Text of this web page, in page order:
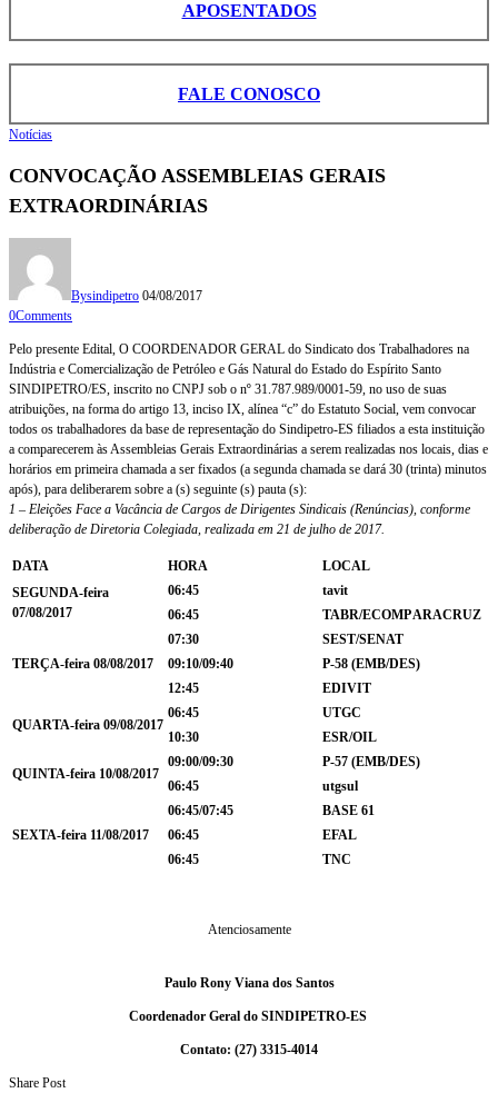
APOSENTADOS
FALE CONOSCO
Notícias
CONVOCAÇÃO ASSEMBLEIAS GERAIS
EXTRAORDINÁRIAS
Bysindipetro 04/08/2017
0Comments
Pelo presente Edital, O COORDENADOR GERAL do Sindicato dos Trabalhadores na
Indústria e Comercialização de Petróleo e Gás Natural do Estado do Espírito Santo
SINDIPETRO/ES, inscrito no CNPJ sob o nº 31.787.989/0001-59, no uso de suas
atribuições, na forma do artigo 13, inciso IX, alínea “c” do Estatuto Social, vem convocar
todos os trabalhadores da base de representação do Sindipetro-ES filiados a esta instituição
a comparecerem às Assembleias Gerais Extraordinárias a serem realizadas nos locais, dias e
horários em primeira chamada a ser fixados (a segunda chamada se dará 30 (trinta) minutos
após), para deliberarem sobre a (s) seguinte (s) pauta (s):
1 – Eleições Face a Vacância de Cargos de Dirigentes Sindicais (Renúncias), conforme
deliberação de Diretoria Colegiada, realizada em 21 de julho de 2017.
DATA HORA
LOCAL
SEGUNDA-feira
07/08/2017
06:45
tavit
06:45
TABR/ECOMP ARACRUZ
TERÇA-feira 08/08/2017
07:30
SEST/SENAT
09:10/09:40
P-58 (EMB/DES)
12:45
EDIVIT
QUARTA-feira 09/08/2017
06:45
UTGC
10:30
ESR/OIL
QUINTA-feira 10/08/2017
09:00/09:30
P-57 (EMB/DES)
06:45
utgsul
SEXTA-feira 11/08/2017
06:45/07:45
BASE 61
06:45
EFAL
06:45
TNC
Atenciosamente
Paulo Rony Viana dos Santos
Coordenador Geral do SINDIPETRO-ES
Contato: (27) 3315-4014
Share Post